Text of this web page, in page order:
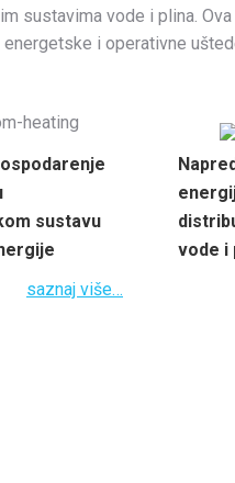
sustavima vode i plina. Ova
i operativne
sustavu
saznaj više…
vode i